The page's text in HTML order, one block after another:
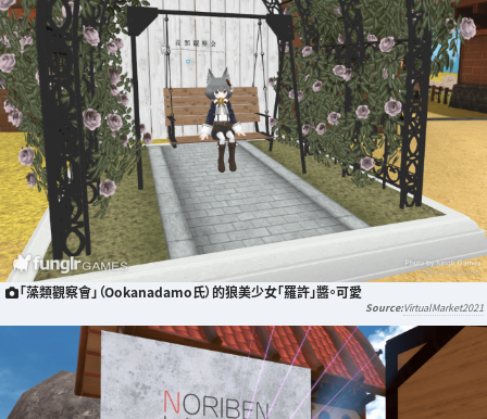
「藻類觀察會」（Ookanadamo氏）的狼美少女「羅許」醬。可愛
VirtualMarket2021